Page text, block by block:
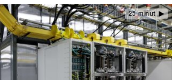
25 minut